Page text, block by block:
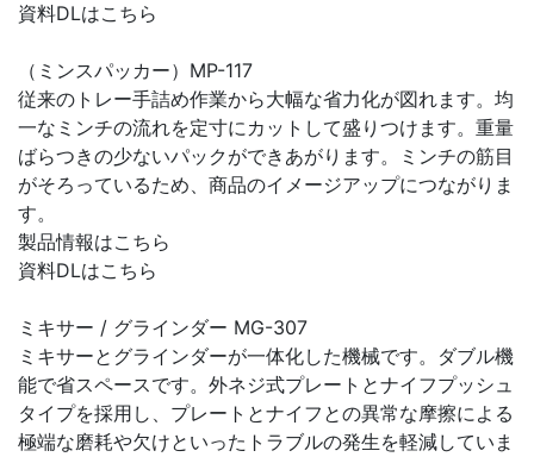
資料DLはこちら
（ミンスパッカー）MP-117
従来のトレー手詰め作業から大幅な省力化が図れます。均
一なミンチの流れを定寸にカットして盛りつけます。重量
ばらつきの少ないパックができあがります。ミンチの筋目
がそろっているため、商品のイメージアップにつながりま
す。
製品情報はこちら
資料DLはこちら
ミキサー / グラインダー MG-307
ミキサーとグラインダーが一体化した機械です。ダブル機
能で省スペースです。外ネジ式プレートとナイフプッシュ
タイプを採用し、プレートとナイフとの異常な摩擦による
極端な磨耗や欠けといったトラブルの発生を軽減していま